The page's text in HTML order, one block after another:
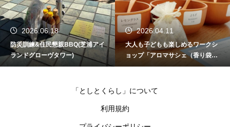
2026.04.11
大人も子どもも楽しめるワークシ
ョップ「アロマサシェ（香り袋）
づくり」（BrilliaMare有明 TOWE
2026.02.23
防災訓練&居住者同士の交流BBQ
(パークタワー東雲)
「としとくらし」について
利用規約